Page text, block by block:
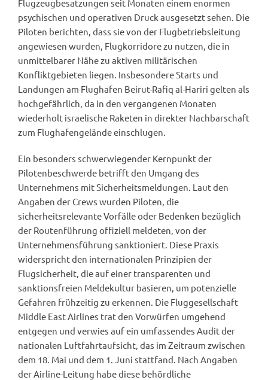
Flugzeugbesatzungen seit Monaten einem enormen
psychischen und operativen Druck ausgesetzt sehen. Die
Piloten berichten, dass sie von der Flugbetriebsleitung
angewiesen wurden, Flugkorridore zu nutzen, die in
unmittelbarer Nähe zu aktiven militärischen
Konfliktgebieten liegen. Insbesondere Starts und
Landungen am Flughafen Beirut-Rafiq al-Hariri gelten als
hochgefährlich, da in den vergangenen Monaten
wiederholt israelische Raketen in direkter Nachbarschaft
zum Flughafengelände einschlugen.
Ein besonders schwerwiegender Kernpunkt der
Pilotenbeschwerde betrifft den Umgang des
Unternehmens mit Sicherheitsmeldungen. Laut den
Angaben der Crews wurden Piloten, die
sicherheitsrelevante Vorfälle oder Bedenken bezüglich
der Routenführung offiziell meldeten, von der
Unternehmensführung sanktioniert. Diese Praxis
widerspricht den internationalen Prinzipien der
Flugsicherheit, die auf einer transparenten und
sanktionsfreien Meldekultur basieren, um potenzielle
Gefahren frühzeitig zu erkennen. Die Fluggesellschaft
Middle East Airlines trat den Vorwürfen umgehend
entgegen und verwies auf ein umfassendes Audit der
nationalen Luftfahrtaufsicht, das im Zeitraum zwischen
dem 18. Mai und dem 1. Juni stattfand. Nach Angaben
der Airline-Leitung habe diese behördliche